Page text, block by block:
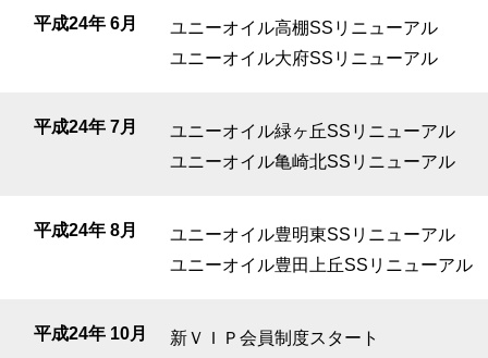
平成24年 6月
ユニーオイル高棚SSリニューアル
ユニーオイル大府SSリニューアル
平成24年 7月
ユニーオイル緑ヶ丘SSリニューアル
ユニーオイル亀崎北SSリニューアル
平成24年 8月
ユニーオイル豊明東SSリニューアル
ユニーオイル豊田上丘SSリニューアル
平成24年 10月 新ＶＩＰ会員制度スタート